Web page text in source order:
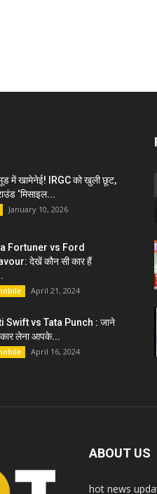
में खामेनेई! IRGC को खुली छूट,
‘मिसाइल...
January 10, 2026
Fortuner vs Ford
देखें कौन सी कार हैं
April 21, 2024
Swift vs Tata Punch : जाने
लेना आपके...
April 16, 2024
ABOUT US
hot news